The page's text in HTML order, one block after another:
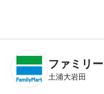
B
n
T
ファミリ
土浦大岩田